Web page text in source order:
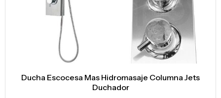
Ducha Escocesa Mas Hidromasaje Columna Jets
Duchador